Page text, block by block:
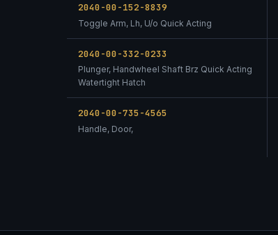
2040-00-152-8839
Toggle Arm, Lh, U/o Quick Acting
2040-00-332-0233
Plunger, Handwheel Shaft Brz Quick Acting
Watertight Hatch
2040-00-735-4565
Handle, Door,